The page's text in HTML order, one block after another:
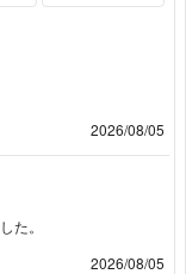
2026/08/05
た。
2026/08/05